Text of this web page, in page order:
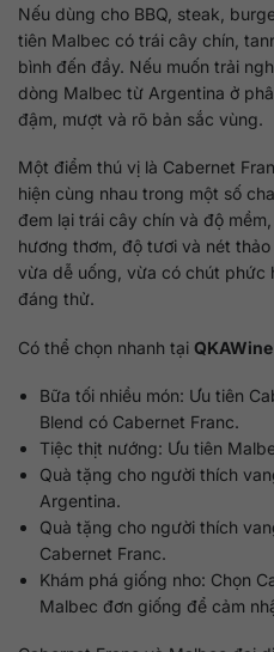
Nếu dùng cho BBQ, steak,
tiên Malbec có trái cây chín,
bình đến đầy. Nếu muốn trải
dòng Malbec từ Argentina ở
đậm, mượt và rõ bản sắc vùng.
Một điểm thú vị là Cabernet
hiện cùng nhau trong một số
đem lại trái cây chín và độ
hương thơm, độ tươi và nét
vừa dễ uống, vừa có chút phức
đáng thử.
Có thể chọn nhanh tại QKAWine
Bữa tối nhiều món: Ưu tiên
Blend có Cabernet Franc.
Tiệc thịt nướng: Ưu tiên
Quà tặng cho người thích
Argentina.
Quà tặng cho người thích
Cabernet Franc.
Khám phá giống nho: Chọn
Malbec đơn giống để cảm